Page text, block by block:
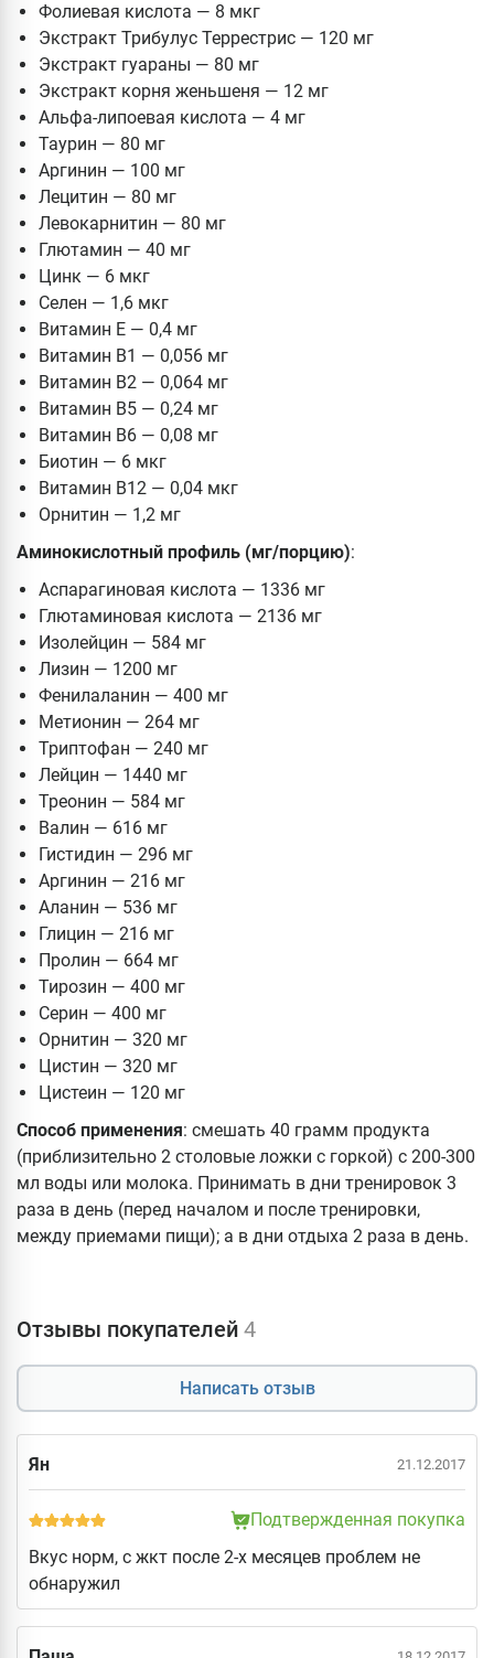
Фолиевая кислота — 8 мкг
Экстракт Трибулус Террестрис — 120 мг
Экстракт гуараны — 80 мг
Экстракт корня женьшеня — 12 мг
Альфа-липоевая кислота — 4 мг
Таурин — 80 мг
Аргинин — 100 мг
Лецитин — 80 мг
Левокарнитин — 80 мг
Глютамин — 40 мг
Цинк — 6 мкг
Селен — 1,6 мкг
Витамин Е — 0,4 мг
Витамин В1 — 0,056 мг
Витамин В2 — 0,064 мг
Витамин В5 — 0,24 мг
Витамин В6 — 0,08 мг
Биотин — 6 мкг
Витамин В12 — 0,04 мкг
Орнитин — 1,2 мг
Аминокислотный профиль (мг/порцию):
Аспарагиновая кислота — 1336 мг
Глютаминовая кислота — 2136 мг
Изолейцин — 584 мг
Лизин — 1200 мг
Фенилаланин — 400 мг
Метионин — 264 мг
Триптофан — 240 мг
Лейцин — 1440 мг
Треонин — 584 мг
Валин — 616 мг
Гистидин — 296 мг
Аргинин — 216 мг
Аланин — 536 мг
Глицин — 216 мг
Пролин — 664 мг
Тирозин — 400 мг
Серин — 400 мг
Орнитин — 320 мг
Цистин — 320 мг
Цистеин — 120 мг
Способ применения: смешать 40 грамм продукта
(приблизительно 2 столовые ложки с горкой) с 200-300
мл воды или молока. Принимать в дни тренировок 3
раза в день (перед началом и после тренировки,
между приемами пищи); а в дни отдыха 2 раза в день.
Отзывы покупателей 4
Написать отзыв
Ян 21.12.2017
Подтвержденная покупка
Вкус норм, с жкт после 2-х месяцев проблем не
обнаружил